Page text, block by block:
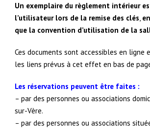
Un exemplaire du règlement intérieur
l’utilisateur lors de la remise des clés
que la convention d’utilisation de la
Ces documents sont accessibles en ligne
les liens prévus à cet effet en bas de
Les réservations peuvent être faites :
– par des personnes ou associations
sur-Vère.
– par des personnes ou associations